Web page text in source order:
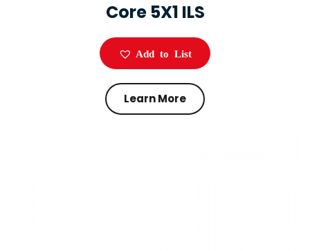
Core 5X1 ILS
Add to List
Learn More